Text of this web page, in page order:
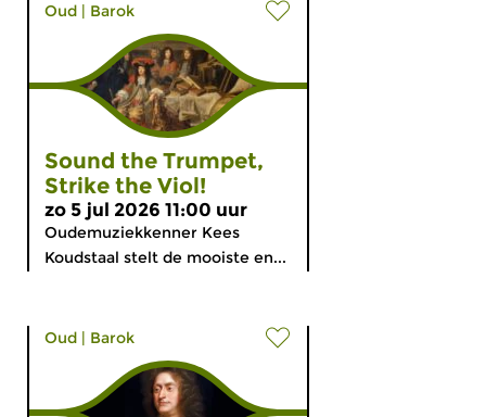
Oud | Barok
Sound the Trumpet,
Strike the Viol!
zo 5 jul 2026 11:00 uur
Oudemuziekkenner Kees
Koudstaal stelt de mooiste en...
Oud | Barok